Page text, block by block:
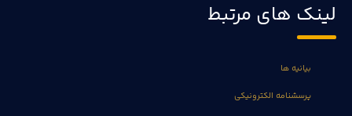
لینک های مرتبط
بیانیه ها
پرسشنامه الکترونیکی